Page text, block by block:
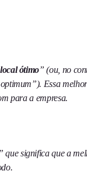
local ótimo” (ou, no
Essa
para a empresa.
que significa que a